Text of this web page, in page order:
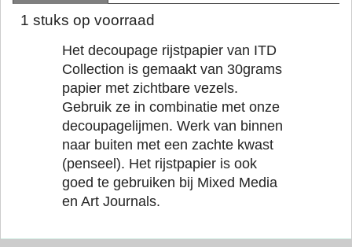
1 stuks op voorraad
Het decoupage rijstpapier van ITD
Collection is gemaakt van 30grams
papier met zichtbare vezels.
Gebruik ze in combinatie met onze
decoupagelijmen. Werk van binnen
naar buiten met een zachte kwast
(penseel). Het rijstpapier is ook
goed te gebruiken bij Mixed Media
en Art Journals.